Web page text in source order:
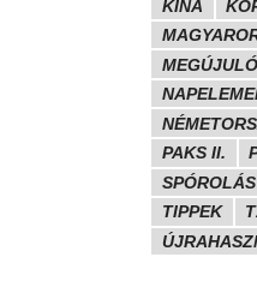
KÍNA
PAKS II.
SPÓROLÁS
TIPPEK